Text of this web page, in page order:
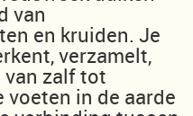
van
en kruiden. Je
verzamelt,
zalf tot
in de aarde